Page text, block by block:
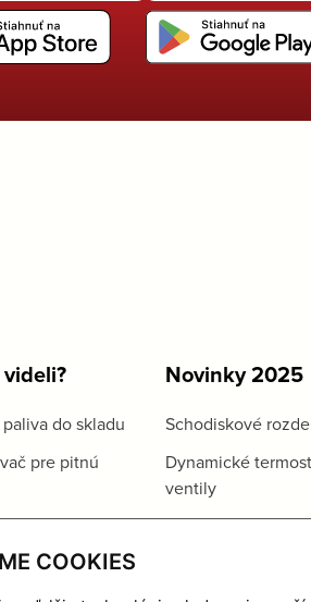
COOKIES
do skladu
pre pitnú
Novinky 2025
Schodiskové
Dynamické
ventily